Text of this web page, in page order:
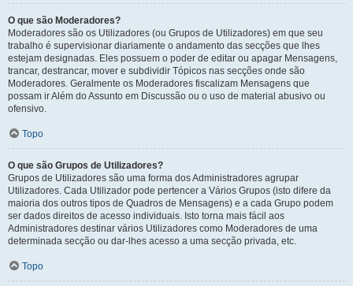
O que são Moderadores?
Moderadores são os Utilizadores (ou Grupos de Utilizadores) em que seu
trabalho é supervisionar diariamente o andamento das secções que lhes
estejam designadas. Eles possuem o poder de editar ou apagar Mensagens,
trancar, destrancar, mover e subdividir Tópicos nas secções onde são
Moderadores. Geralmente os Moderadores fiscalizam Mensagens que
possam ir Além do Assunto em Discussão ou o uso de material abusivo ou
ofensivo.
Topo
O que são Grupos de Utilizadores?
Grupos de Utilizadores são uma forma dos Administradores agrupar
Utilizadores. Cada Utilizador pode pertencer a Vários Grupos (isto difere da
maioria dos outros tipos de Quadros de Mensagens) e a cada Grupo podem
ser dados direitos de acesso individuais. Isto torna mais fácil aos
Administradores destinar vários Utilizadores como Moderadores de uma
determinada secção ou dar-lhes acesso a uma secção privada, etc.
Topo